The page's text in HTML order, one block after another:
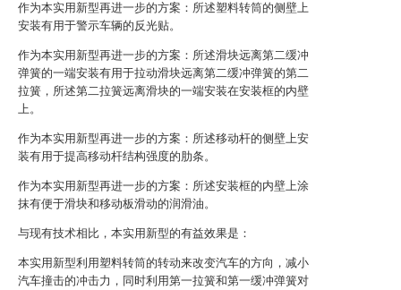
作为本实用新型再进一步的方案：所述塑料转筒的侧壁上
安装有用于警示车辆的反光贴。
作为本实用新型再进一步的方案：所述滑块远离第二缓冲
弹簧的一端安装有用于拉动滑块远离第二缓冲弹簧的第二
拉簧，所述第二拉簧远离滑块的一端安装在安装框的内壁
上。
作为本实用新型再进一步的方案：所述移动杆的侧壁上安
装有用于提高移动杆结构强度的肋条。
作为本实用新型再进一步的方案：所述安装框的内壁上涂
抹有便于滑块和移动板滑动的润滑油。
与现有技术相比，本实用新型的有益效果是：
本实用新型利用塑料转筒的转动来改变汽车的方向，减小
汽车撞击的冲击力，同时利用第一拉簧和第一缓冲弹簧对